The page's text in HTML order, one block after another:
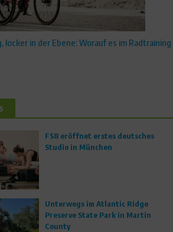
locker in der Ebene: Worauf es im Radtraining
FS8 eröffnet erstes deutsches
Studio in München
Unterwegs im Atlantic Ridge
Preserve State Park in Martin
County